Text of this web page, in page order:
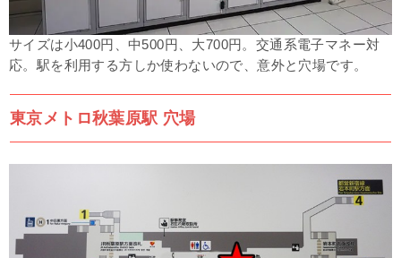
サイズは小400円、中500円、大700円。交通系電子マネー対
応。駅を利用する方しか使わないので、意外と穴場です。
東京メトロ秋葉原駅 穴場